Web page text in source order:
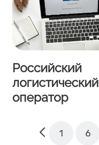
Российский
логистический
оператор
1 6